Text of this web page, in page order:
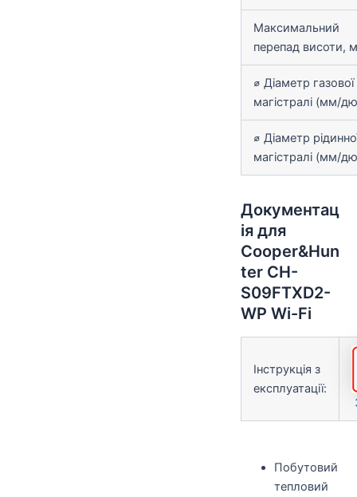
Максимальний
перепад висоти, м
⌀ Діаметр газової
магістралі (мм/
⌀ Діаметр
магістралі (мм/
Документац
ія для
Cooper&Hun
ter CH-
S09FTXD2-
WP Wi-Fi
Інструкція з
експлуатації:
Побутовий
тепловий